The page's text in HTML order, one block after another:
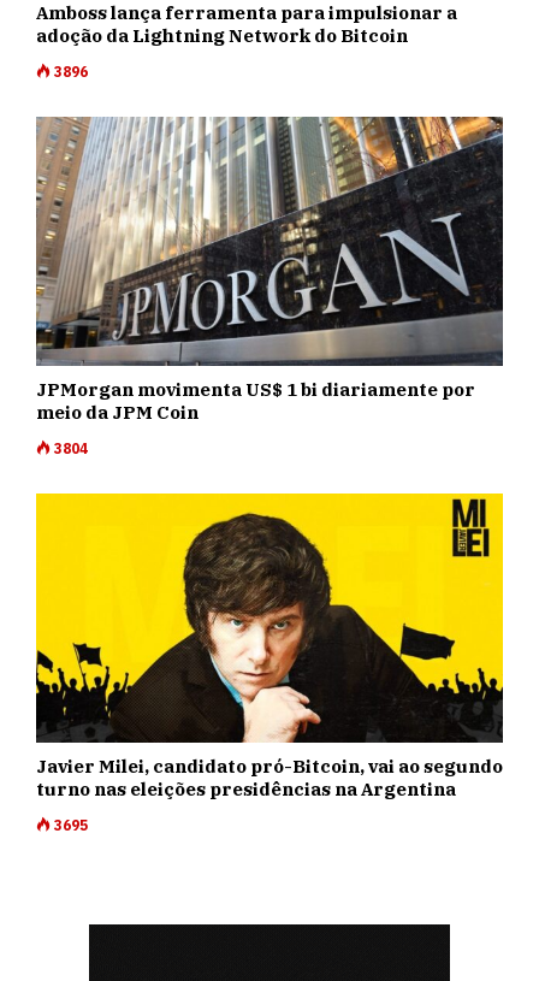
Amboss lança ferramenta para impulsionar a
adoção da Lightning Network do Bitcoin
3896
JPMorgan movimenta US$ 1 bi diariamente por
meio da JPM Coin
3804
Javier Milei, candidato pró-Bitcoin, vai ao segundo
turno nas eleições presidências na Argentina
3695